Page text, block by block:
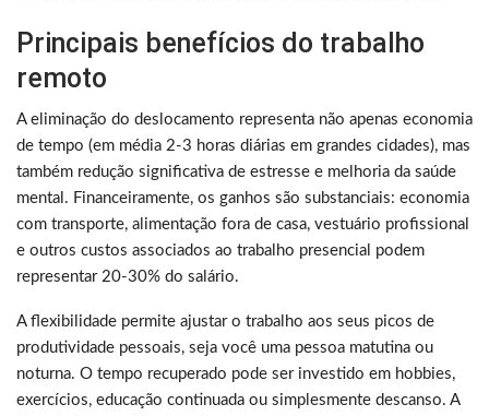
Principais benefícios do trabalho
remoto
A eliminação do deslocamento representa não apenas economia
de tempo (em média 2-3 horas diárias em grandes cidades), mas
também redução significativa de estresse e melhoria da saúde
mental. Financeiramente, os ganhos são substanciais: economia
com transporte, alimentação fora de casa, vestuário profissional
e outros custos associados ao trabalho presencial podem
representar 20-30% do salário.
A flexibilidade permite ajustar o trabalho aos seus picos de
produtividade pessoais, seja você uma pessoa matutina ou
noturna. O tempo recuperado pode ser investido em hobbies,
exercícios, educação continuada ou simplesmente descanso. A